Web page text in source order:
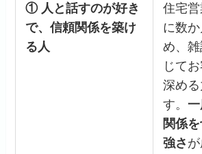
① 人と話すのが好き
で、信頼関係を築け
る人
住宅
に数
め、
じて
深め
す。
関係
強さ